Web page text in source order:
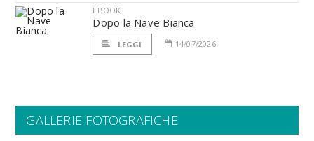
EBOOK
Dopo la Nave Bianca
LEGGI 14/07/2026
GALLERIE FOTOGRAFICHE